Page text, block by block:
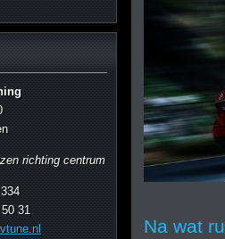
richting centrum
31
Na wat